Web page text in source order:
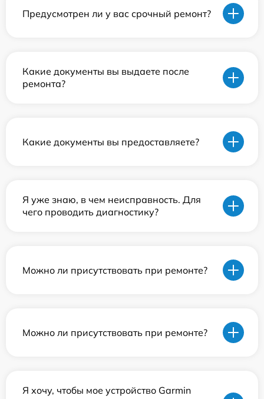
Предусмотрен ли у вас срочный ремонт?
Какие документы вы выдаете после
ремонта?
Какие документы вы предоставляете?
Я уже знаю, в чем неисправность. Для
чего проводить диагностику?
Можно ли присутствовать при ремонте?
Можно ли присутствовать при ремонте?
Я хочу, чтобы мое устройство Garmin